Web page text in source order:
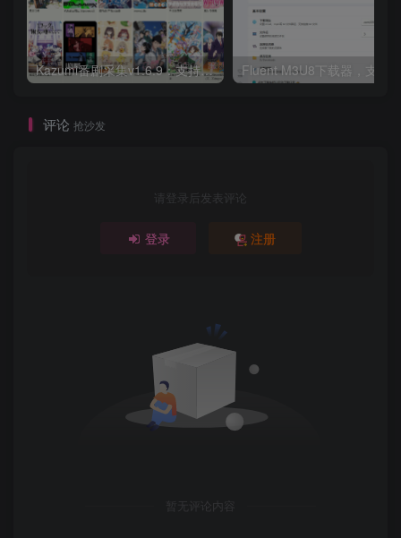
Kazumi番剧采集v1.6.9：支持自定义规则+在线观看+弹幕，跨平台下载 Fluent M3U8下载器，支持
评论 抢沙发
请登录后发表评论
登录 注册
暂无评论内容